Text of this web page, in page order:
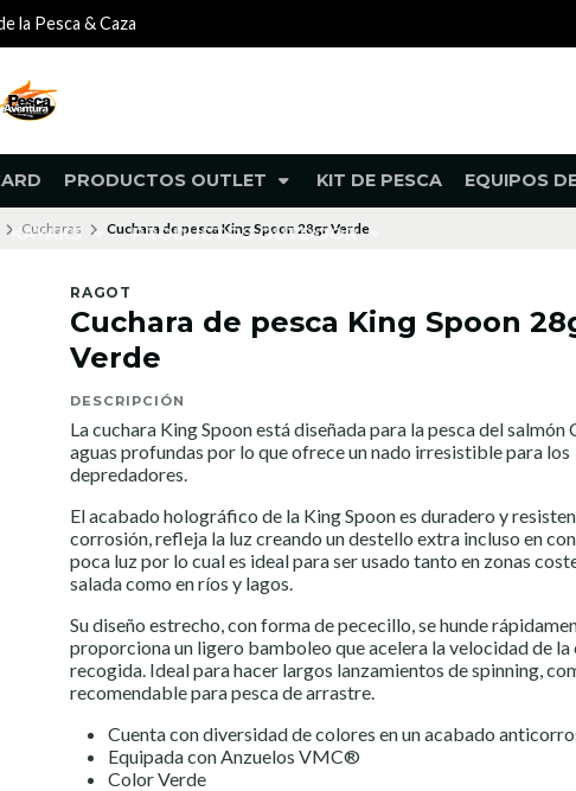
PRODUCTOS OUTLET KIT DE PESCA EQUIPOS
KAYAKS PRODUCTOS OUTDOOR
la Pesca & Caza
Cucharas Cuchara de pesca King Spoon 28gr Verde
RAGOT
Cuchara de pesca King Spoon
Verde
DESCRIPCIÓN
La cuchara King Spoon está diseñada para la pesca del salmón
aguas profundas por lo que ofrece un nado irresistible para los
depredadores.
El acabado holográfico de la King Spoon es duradero y
corrosión, refleja la luz creando un destello extra incluso en
poca luz por lo cual es ideal para ser usado tanto en zonas
salada como en ríos y lagos.
Su diseño estrecho, con forma de pececillo, se hunde
proporciona un ligero bamboleo que acelera la velocidad de la
recogida. Ideal para hacer largos lanzamientos de spinning,
recomendable para pesca de arrastre.
Cuenta con diversidad de colores en un acabado
Equipada con Anzuelos VMC®
Color Verde